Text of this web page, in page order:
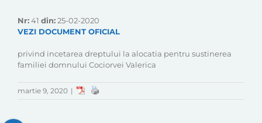
Nr:41 din:25-02-2020
VEZI DOCUMENT OFICIAL
privind incetarea dreptului la alocatia pentru sustinerea
familiei domnului Cociorvei Valerica
martie 9, 2020 |